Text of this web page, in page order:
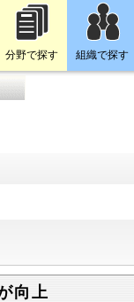
分野で探す 組織で探す
向上